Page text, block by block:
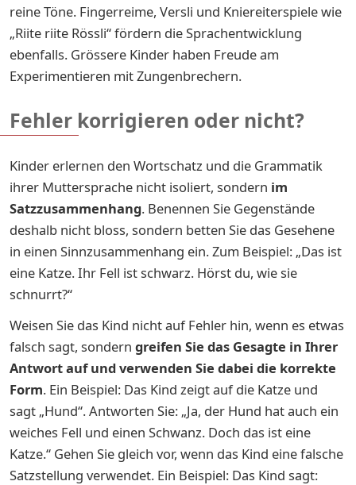
reine Töne. Fingerreime, Versli und Kniereiterspiele wie
„Riite riite Rössli“ fördern die Sprachentwicklung
ebenfalls. Grössere Kinder haben Freude am
Experimentieren mit Zungenbrechern.
Fehler korrigieren oder nicht?
Kinder erlernen den Wortschatz und die Grammatik
ihrer Muttersprache nicht isoliert, sondern im
Satzzusammenhang. Benennen Sie Gegenstände
deshalb nicht bloss, sondern betten Sie das Gesehene
in einen Sinnzusammenhang ein. Zum Beispiel: „Das ist
eine Katze. Ihr Fell ist schwarz. Hörst du, wie sie
schnurrt?“
Weisen Sie das Kind nicht auf Fehler hin, wenn es etwas
falsch sagt, sondern greifen Sie das Gesagte in Ihrer
Antwort auf und verwenden Sie dabei die korrekte
Form. Ein Beispiel: Das Kind zeigt auf die Katze und
sagt „Hund“. Antworten Sie: „Ja, der Hund hat auch ein
weiches Fell und einen Schwanz. Doch das ist eine
Katze.“ Gehen Sie gleich vor, wenn das Kind eine falsche
Satzstellung verwendet. Ein Beispiel: Das Kind sagt: